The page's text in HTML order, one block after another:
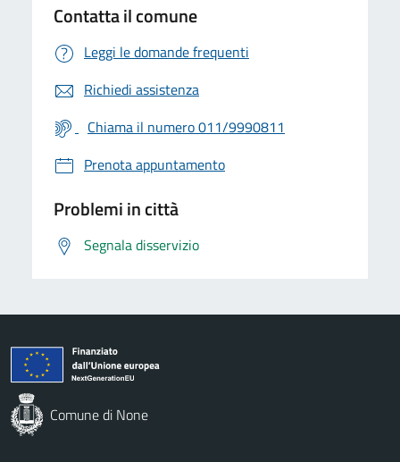
Contatta il comune
Leggi le domande frequenti
Richiedi assistenza
Chiama il numero 011/9990811
Prenota appuntamento
Problemi in città
Segnala disservizio
Comune di None